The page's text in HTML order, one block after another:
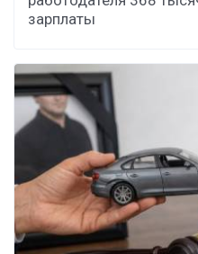
зарплаты